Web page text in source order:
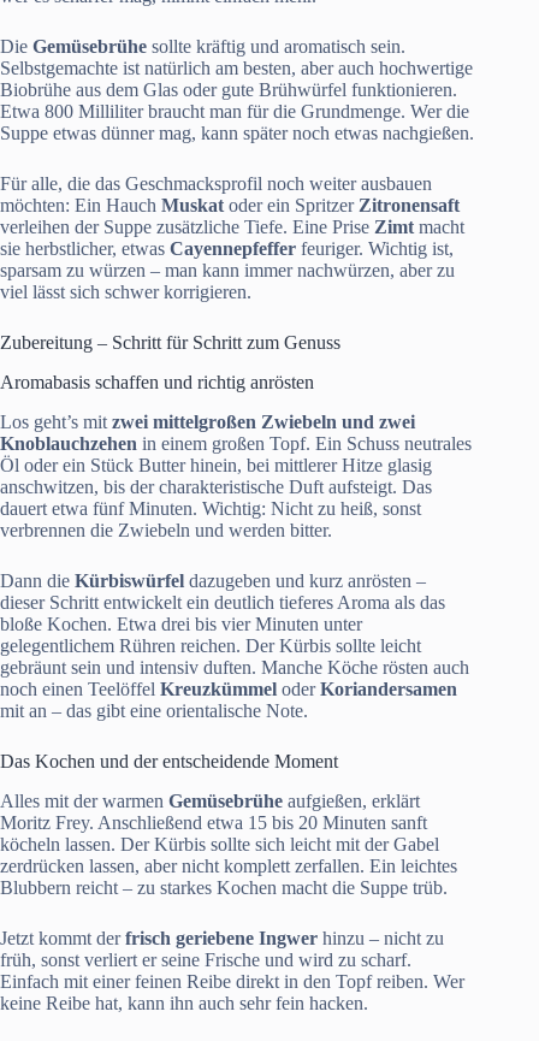
Die Gemüsebrühe sollte kräftig und aromatisch sein.
Selbstgemachte ist natürlich am besten, aber auch hochwertige
Biobrühe aus dem Glas oder gute Brühwürfel funktionieren.
Etwa 800 Milliliter braucht man für die Grundmenge. Wer die
Suppe etwas dünner mag, kann später noch etwas nachgießen.
Für alle, die das Geschmacksprofil noch weiter ausbauen
möchten: Ein Hauch Muskatoder ein SpritzerZitronensaft
verleihen der Suppe zusätzliche Tiefe. Eine Prise Zimtmacht
sie herbstlicher, etwas Cayennepfeffer feuriger. Wichtig ist,
sparsam zu würzen – man kann immer nachwürzen, aber zu
viel lässt sich schwer korrigieren.
Zubereitung – Schritt für Schritt zum Genuss
Aromabasis schaffen und richtig anrösten
Los geht’s mit zwei mittelgroßen Zwiebeln und zwei
Knoblauchzehen in einem großen Topf. Ein Schuss neutrales
Öl oder ein Stück Butter hinein, bei mittlerer Hitze glasig
anschwitzen, bis der charakteristische Duft aufsteigt. Das
dauert etwa fünf Minuten. Wichtig: Nicht zu heiß, sonst
verbrennen die Zwiebeln und werden bitter.
Dann die Kürbiswürfel dazugeben und kurz anrösten –
dieser Schritt entwickelt ein deutlich tieferes Aroma als das
bloße Kochen. Etwa drei bis vier Minuten unter
gelegentlichem Rühren reichen. Der Kürbis sollte leicht
gebräunt sein und intensiv duften. Manche Köche rösten auch
noch einen Teelöffel Kreuzkümmel oderKoriandersamen
mit an – das gibt eine orientalische Note.
Das Kochen und der entscheidende Moment
Alles mit der warmen Gemüsebrühe aufgießen, erklärt
Moritz Frey. Anschließend etwa 15 bis 20 Minuten sanft
köcheln lassen. Der Kürbis sollte sich leicht mit der Gabel
zerdrücken lassen, aber nicht komplett zerfallen. Ein leichtes
Blubbern reicht – zu starkes Kochen macht die Suppe trüb.
Jetzt kommt derfrisch geriebene Ingwer hinzu – nicht zu
früh, sonst verliert er seine Frische und wird zu scharf.
Einfach mit einer feinen Reibe direkt in den Topf reiben. Wer
keine Reibe hat, kann ihn auch sehr fein hacken.